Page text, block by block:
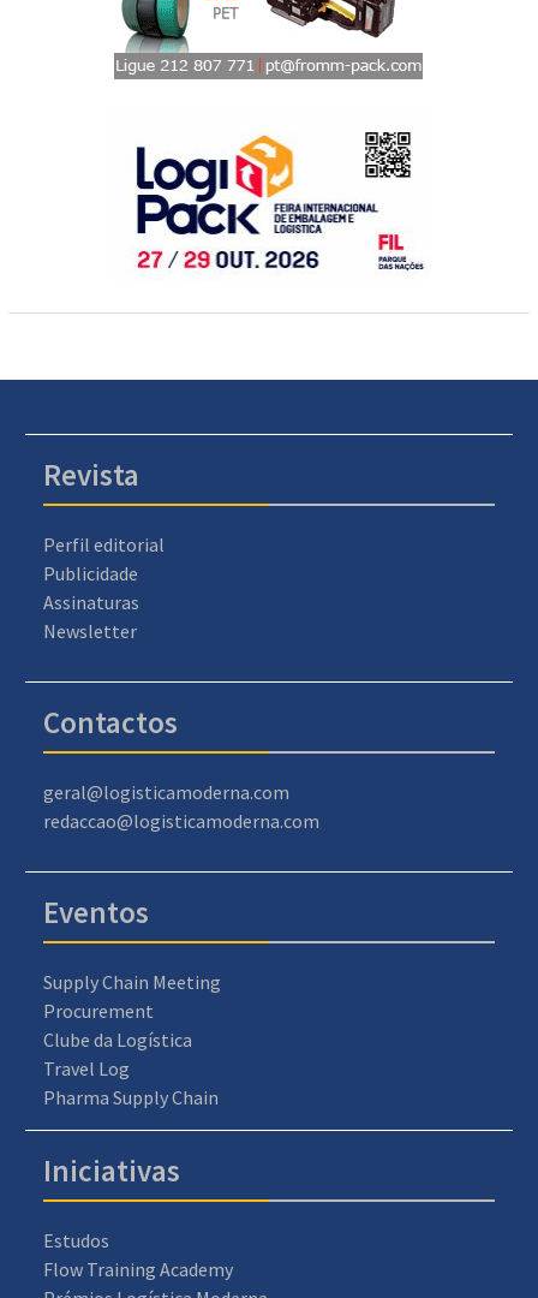
Revista
Perfil editorial
Publicidade
Assinaturas
Newsletter
Contactos
geral@logisticamoderna.com
redaccao@logisticamoderna.com
Eventos
Supply Chain Meeting
Procurement
Clube da Logística
Travel Log
Pharma Supply Chain
Iniciativas
Estudos
Flow Training Academy